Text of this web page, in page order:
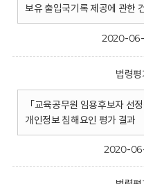
보유 출입국기록 제공에 관한
2020-
법령
「교육공무원 임용후보자 선
개인정보 침해요인 평가 결과
2020-